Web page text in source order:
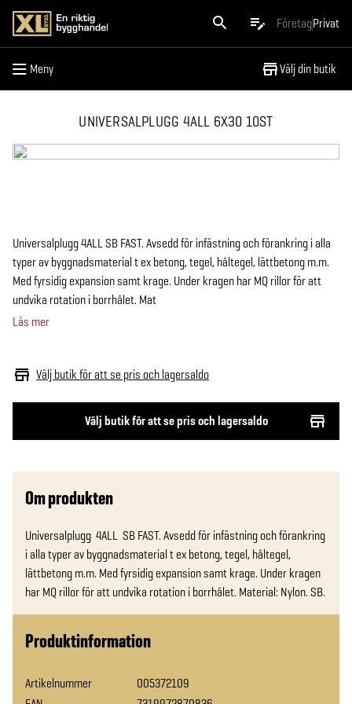
FöretagPrivat
Meny Välj din butik
Meny
UNIVERSALPLUGG 4ALL 6X30 10ST
Välj butik för att se pris och lagersaldo
Välj butik för att se pris och lagersaldo
Universalplugg 4ALL SB FAST. Avsedd för infästning och förankring i alla
typer av byggnadsmaterial t ex betong, tegel, håltegel, lättbetong m.m.
Med fyrsidig expansion samt krage. Under kragen har MQ rillor för att
undvika rotation i borrhålet. Mat
Läs mer
Om produkten
Universalplugg  4ALL  SB FAST. Avsedd för infästning och förankring
i alla typer av byggnadsmaterial t ex betong, tegel, håltegel,
lättbetong m.m. Med fyrsidig expansion samt krage. Under kragen
har MQ rillor för att undvika rotation i borrhålet. Material: Nylon. SB.
Produktinformation
Artikelnummer
005372109